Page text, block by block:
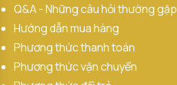
Q&A - Những câu hỏi thường gặp
Hướng dẫn mua hàng
Phương thức thanh toán
Phương thức vận chuyển